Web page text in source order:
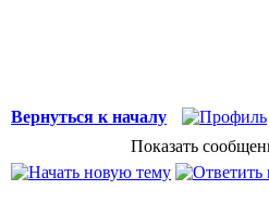
Вернуться к началу
Показать